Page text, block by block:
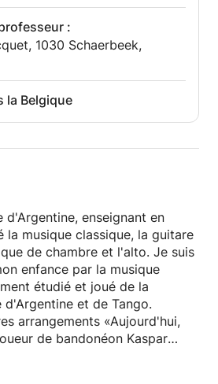
:
1030 Schaerbeek,
la Belgique
d'Argentine, enseignant en
la musique classique, la guitare
de chambre et l'alto. Je suis
enfance par la musique
étudié et joué de la
et de Tango.
arrangements «Aujourd'hui,
de bandonéon Kaspar
des chœurs de
ensembles. J'enseigne